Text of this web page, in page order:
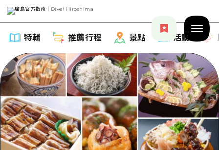
特輯 推薦行程 景點 活動
特輯
列表
推薦行程